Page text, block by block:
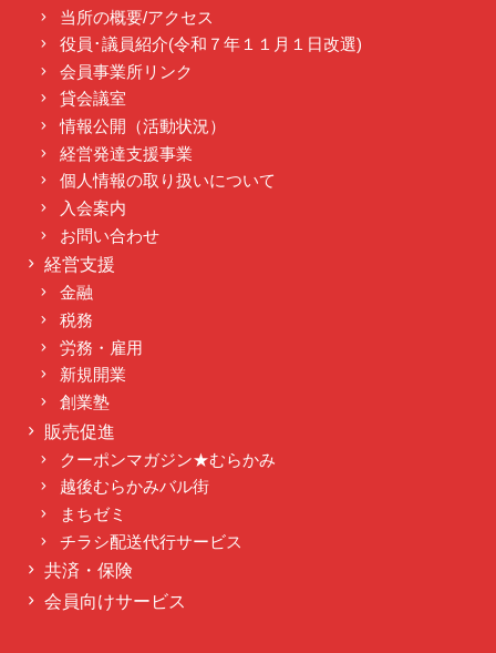
当所の概要/アクセス
役員･議員紹介(令和７年１１月１日改選)
会員事業所リンク
貸会議室
情報公開（活動状況）
経営発達支援事業
個人情報の取り扱いについて
入会案内
お問い合わせ
経営支援
金融
税務
労務・雇用
新規開業
創業塾
販売促進
クーポンマガジン★むらかみ
越後むらかみバル街
まちゼミ
チラシ配送代行サービス
共済・保険
会員向けサービス